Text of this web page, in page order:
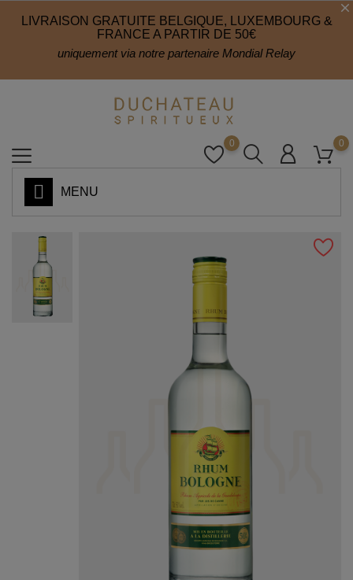
LIVRAISON GRATUITE BELGIQUE, LUXEMBOURG &
FRANCE A PARTIR DE 50€
uniquement via notre partenaire Mondial Relay
0
0
MENU